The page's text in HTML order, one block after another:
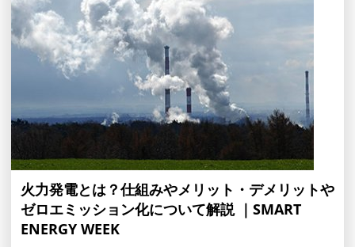
火力発電とは？仕組みやメリット・デメリットや
ゼロエミッション化について解説 ｜SMART
ENERGY WEEK